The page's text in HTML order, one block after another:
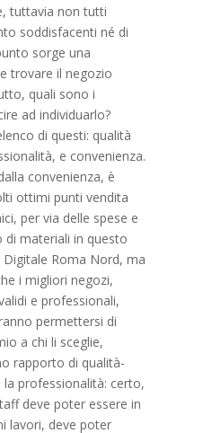
tuttavia non tutti
soddisfacenti né di
sorge una
trovare il negozio
quali sono i
ad individuarlo?
di questi: qualità
e convenienza.
convenienza, è
ottimi punti vendita
per via delle spese e
di materiali in questo
Roma Nord, ma
i migliori negozi,
e professionali,
permettersi di
a chi li sceglie,
rapporto di qualità-
professionalità: certo,
deve poter essere in
lavori, deve poter